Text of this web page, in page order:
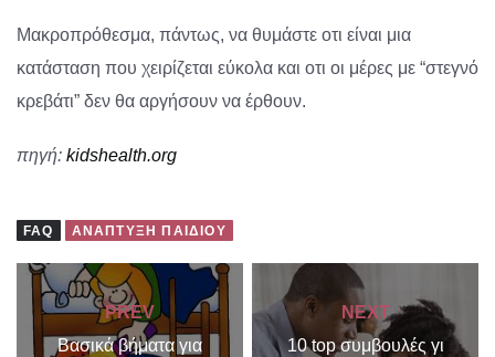
Μακροπρόθεσμα, πάντως, να θυμάστε οτι είναι μια
κατάσταση που χειρίζεται εύκολα και οτι οι μέρες με “στεγνό
κρεβάτι” δεν θα αργήσουν να έρθουν.
πηγή: kidshealth.org
FAQ ΑΝΆΠΤΥΞΗ ΠΑΙΔΙΟΎ
PREV
Βασικά βήματα για
NEXT
10 top συμβουλές γι